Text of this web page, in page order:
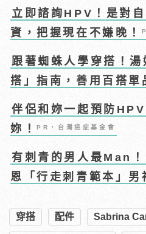
立即諮詢HPV！是對
資，把握現在不嫌晚！
跟著蜘蛛人學穿搭！
搭」指南，善用百搭單
伴侶和妳一起預防
妳！PR・台灣癌症基金會
有刺青的男人最Man
恩「行走刺青範本」男
穿搭 配件 Sabrina